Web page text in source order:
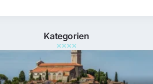
Kategorien